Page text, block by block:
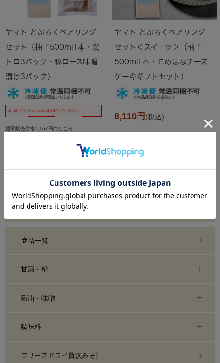
ヤマト どぶろくペアリング
セット（柚子500ml1本・鶏
トロ3パック・豚ロース味噌
漬け3パック）
申し訳ございません。ただいま在庫がございません。
通常販売価格5,167円のところ
ヤマト どぶろくペアリング
セット＜スイーツ＞（柚子
500ml1本・こめはなチーズ
ケーキギフトセット）
8,110円 (税込)
商品一覧
甘酒・糀
醤油・味噌
調味料
フリーズドライ贅沢みそ汁